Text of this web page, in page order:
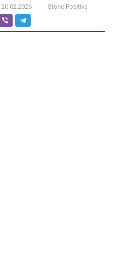
20.02.2026 Storie Positive